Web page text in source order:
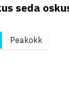
seda
Peakokk